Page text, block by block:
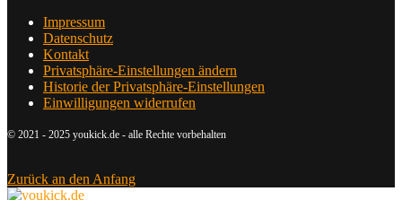
Impressum
Datenschutz
Kontakt
Privatsphäre-Einstellungen ändern
Historie der Privatsphäre-Einstellungen
Einwilligungen widerrufen
© 2021 - 2025 youkick.de - alle Rechte vorbehalten
Zurück an den Anfang